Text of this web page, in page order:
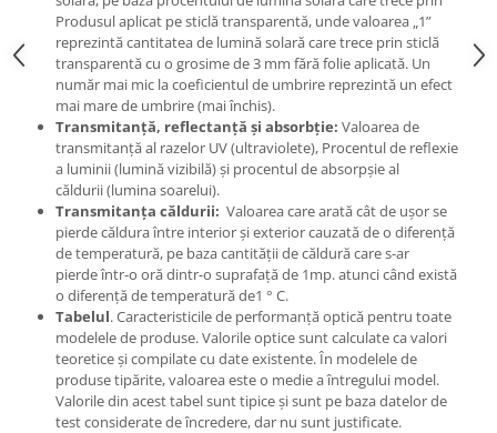
Produsul aplicat pe sticlă transparentă, unde valoarea „1”
reprezintă cantitatea de lumină solară care trece prin sticlă
transparentă cu o grosime de 3 mm fără folie aplicată. Un
număr mai mic la coeficientul de umbrire reprezintă un efect
mai mare de umbrire (mai închis).
Transmitanță, reflectanță și absorbție: Valoarea de
transmitanță al razelor UV (ultraviolete), Procentul de reflexie
a luminii (lumină vizibilă) și procentul de absorpșie al
căldurii (lumina soarelui).
Transmitanța căldurii: Valoarea care arată cât de ușor se
pierde căldura între interior și exterior cauzată de o diferență
de temperatură, pe baza cantității de căldură care s-ar
pierde într-o oră dintr-o suprafață de 1mp. atunci când există
o diferență de temperatură de1 ° C.
Tabelul. Caracteristicile de performanță optică pentru toate
modelele de produse. Valorile optice sunt calculate ca valori
teoretice și compilate cu date existente. În modelele de
produse tipărite, valoarea este o medie a întregului model.
Valorile din acest tabel sunt tipice și sunt pe baza datelor de
test considerate de încredere, dar nu sunt justificate.